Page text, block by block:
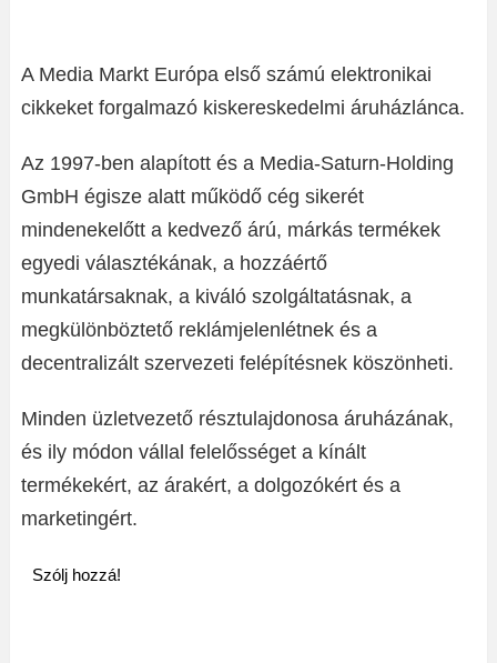
A Media Markt Európa első számú elektronikai
cikkeket forgalmazó kiskereskedelmi áruházlánca.
Az 1997-ben alapított és a Media-Saturn-Holding
GmbH égisze alatt működő cég sikerét
mindenekelőtt a kedvező árú, márkás termékek
egyedi választékának, a hozzáértő
munkatársaknak, a kiváló szolgáltatásnak, a
megkülönböztető reklámjelenlétnek és a
decentralizált szervezeti felépítésnek köszönheti.
Minden üzletvezető résztulajdonosa áruházának,
és ily módon vállal felelősséget a kínált
termékekért, az árakért, a dolgozókért és a
marketingért.
Szólj hozzá!